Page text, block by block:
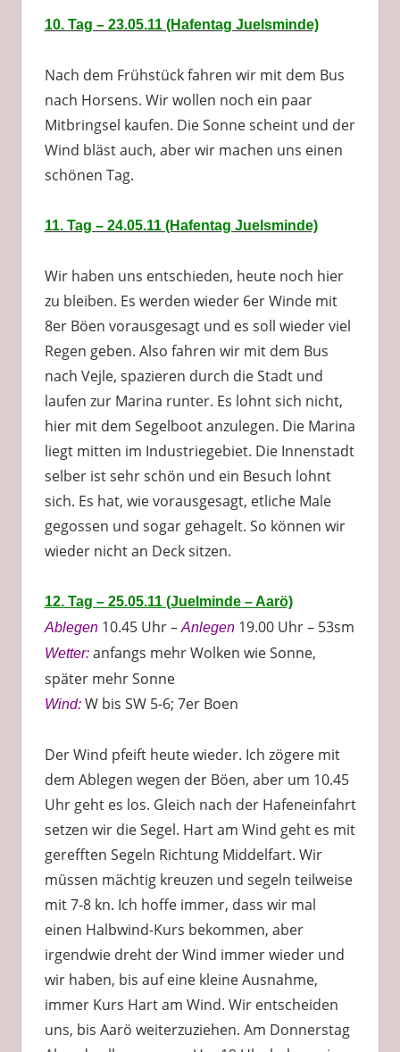
10. Tag – 23.05.11 (Hafentag Juelsminde)
Nach dem Frühstück fahren wir mit dem Bus
nach Horsens. Wir wollen noch ein paar
Mitbringsel kaufen. Die Sonne scheint und der
Wind bläst auch, aber wir machen uns einen
schönen Tag.
11. Tag – 24.05.11 (Hafentag Juelsminde)
Wir haben uns entschieden, heute noch hier
zu bleiben. Es werden wieder 6er Winde mit
8er Böen vorausgesagt und es soll wieder viel
Regen geben. Also fahren wir mit dem Bus
nach Vejle, spazieren durch die Stadt und
laufen zur Marina runter. Es lohnt sich nicht,
hier mit dem Segelboot anzulegen. Die Marina
liegt mitten im Industriegebiet. Die Innenstadt
selber ist sehr schön und ein Besuch lohnt
sich. Es hat, wie vorausgesagt, etliche Male
gegossen und sogar gehagelt. So können wir
wieder nicht an Deck sitzen.
12. Tag – 25.05.11 (Juelminde – Aarö)
Ablegen10.45 Uhr –Anlegen19.00 Uhr – 53sm
Wetter:anfangs mehr Wolken wie Sonne,
später mehr Sonne
Wind:W bis SW 5-6; 7er Boen
Der Wind pfeift heute wieder. Ich zögere mit
dem Ablegen wegen der Böen, aber um 10.45
Uhr geht es los. Gleich nach der Hafeneinfahrt
setzen wir die Segel. Hart am Wind geht es mit
gerefften Segeln Richtung Middelfart. Wir
müssen mächtig kreuzen und segeln teilweise
mit 7-8 kn. Ich hoffe immer, dass wir mal
einen Halbwind-Kurs bekommen, aber
irgendwie dreht der Wind immer wieder und
wir haben, bis auf eine kleine Ausnahme,
immer Kurs Hart am Wind. Wir entscheiden
uns, bis Aarö weiterzuziehen. Am Donnerstag